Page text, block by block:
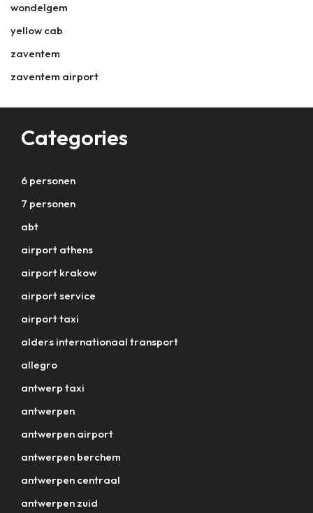
wondelgem
yellow cab
zaventem
zaventem airport
Categories
6 personen
7 personen
abt
airport athens
airport krakow
airport service
airport taxi
alders internationaal transport
allegro
antwerp taxi
antwerpen
antwerpen airport
antwerpen berchem
antwerpen centraal
antwerpen zuid